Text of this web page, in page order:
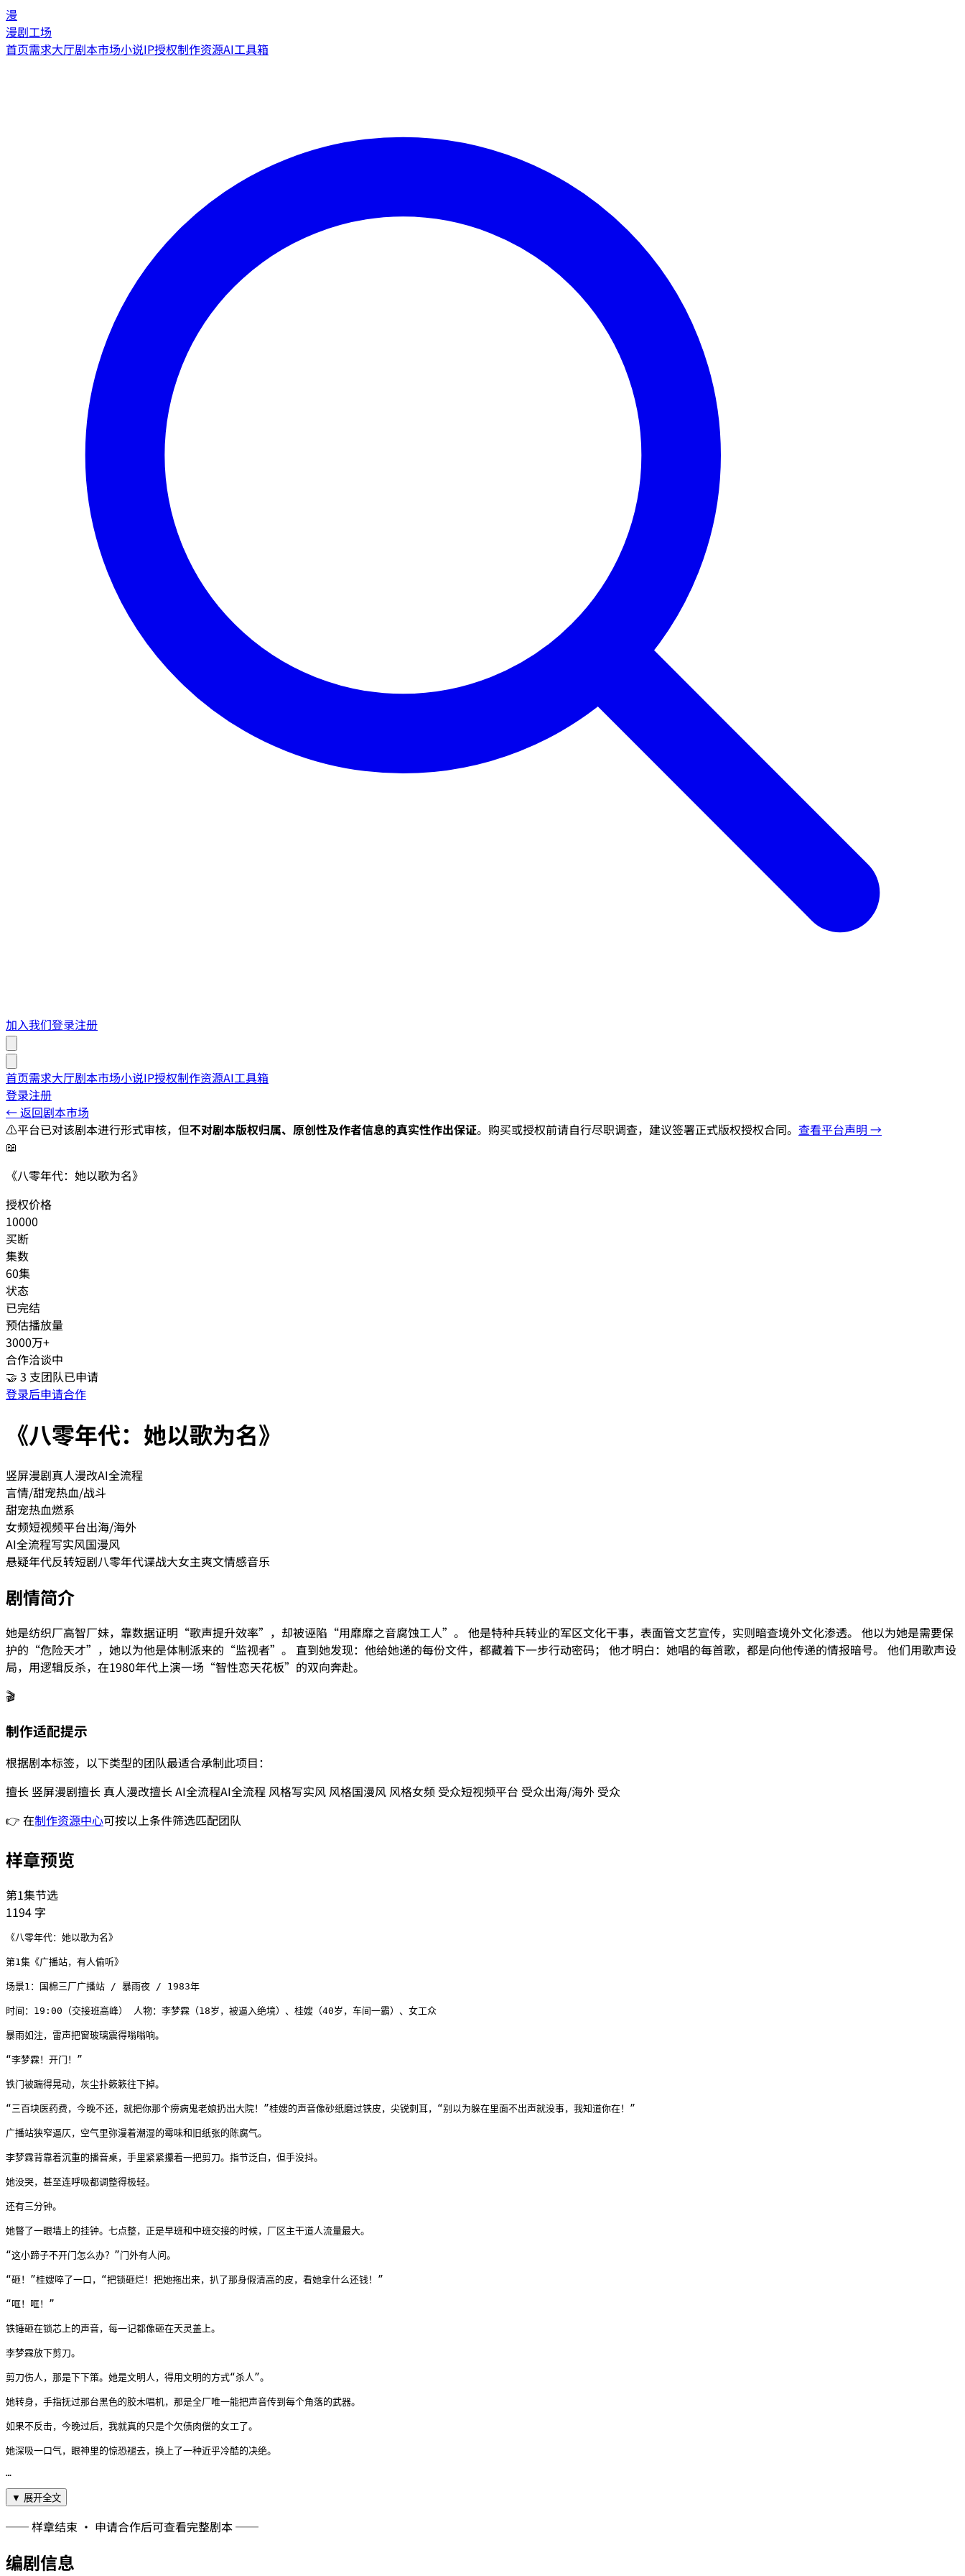
漫
漫剧工场
首页需求大厅剧本市场小说IP授权制作资源AI工具箱
加入我们登录注册
首页需求大厅剧本市场小说IP授权制作资源AI工具箱
登录注册
← 返回剧本市场
⚠️平台已对该剧本进行形式审核，但不对剧本版权归属、原创性及作者信息的真实性作出保证。购买或授权前请自行尽职调查，建议签署正式版权授权合同。 查看平台声明 →
📖
《八零年代：她以歌为名》
授权价格
10000
买断
集数
60集
状态
已完结
预估播放量
3000万+
合作洽谈中
🤝 3 支团队已申请
登录后申请合作
《八零年代：她以歌为名》
竖屏漫剧真人漫改AI全流程
言情/甜宠热血/战斗
甜宠热血燃系
女频短视频平台出海/海外
AI全流程写实风国漫风
悬疑年代反转短剧八零年代谍战大女主爽文情感音乐
剧情简介
她是纺织厂高智厂妹，靠数据证明“歌声提升效率”，却被诬陷“用靡靡之音腐蚀工人”。 他是特种兵转业的军区文化干事，表面管文艺宣传，实则暗查境外文化渗透。 他以为她是需要保
护的“危险天才”，她以为他是体制派来的“监视者”。 直到她发现：他给她递的每份文件，都藏着下一步行动密码； 他才明白：她唱的每首歌，都是向他传递的情报暗号。 他们用歌声设
局，用逻辑反杀，在1980年代上演一场“智性恋天花板”的双向奔赴。
🎬
制作适配提示
根据剧本标签，以下类型的团队最适合承制此项目：
擅长 竖屏漫剧擅长 真人漫改擅长AI全流程AI全流程 风格写实风 风格国漫风 风格女频 受众短视频平台 受众出海/海外 受众
👉 在制作资源中心可按以上条件筛选匹配团队
样章预览
第1集节选
1194 字
《八零年代：她以歌为名》
第1集《广播站，有人偷听》
场景1：国棉三厂广播站 / 暴雨夜 / 1983年
时间：19:00（交接班高峰） 人物：李梦霖（18岁，被逼入绝境）、桂嫂（40岁，车间一霸）、女工众
暴雨如注，雷声把窗玻璃震得嗡嗡响。
“李梦霖！开门！”
铁门被踹得晃动，灰尘扑簌簌往下掉。
“三百块医药费，今晚不还，就把你那个痨病鬼老娘扔出大院！”桂嫂的声音像砂纸磨过铁皮，尖锐刺耳，“别以为躲在里面不出声就没事，我知道你在！”
广播站狭窄逼仄，空气里弥漫着潮湿的霉味和旧纸张的陈腐气。
李梦霖背靠着沉重的播音桌，手里紧紧攥着一把剪刀。指节泛白，但手没抖。
她没哭，甚至连呼吸都调整得极轻。
还有三分钟。
她瞥了一眼墙上的挂钟。七点整，正是早班和中班交接的时候，厂区主干道人流量最大。
“这小蹄子不开门怎么办？”门外有人问。
“砸！”桂嫂啐了一口，“把锁砸烂！把她拖出来，扒了那身假清高的皮，看她拿什么还钱！”
“哐！哐！”
铁锤砸在锁芯上的声音，每一记都像砸在天灵盖上。
李梦霖放下剪刀。
剪刀伤人，那是下下策。她是文明人，得用文明的方式“杀人”。
她转身，手指抚过那台黑色的胶木唱机，那是全厂唯一能把声音传到每个角落的武器。
如果不反击，今晚过后，我就真的只是个欠债肉偿的女工了。
她深吸一口气，眼神里的惊恐褪去，换上了一种近乎冷酷的决绝。
…
▼ 展开全文
── 样章结束 · 申请合作后可查看完整剧本 ──
编剧信息